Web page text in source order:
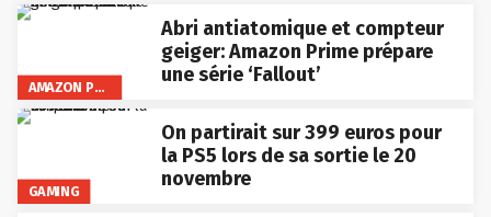
AMAZON PRIME VIDEO
Abri antiatomique et compteur
geiger: Amazon Prime prépare
une série ‘Fallout’
GAMING
On partirait sur 399 euros pour
la PS5 lors de sa sortie le 20
novembre